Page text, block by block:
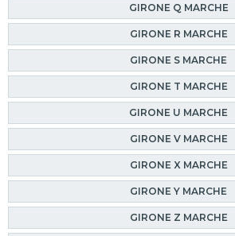
GIRONE Q MARCHE
GIRONE R MARCHE
GIRONE S MARCHE
GIRONE T MARCHE
GIRONE U MARCHE
GIRONE V MARCHE
GIRONE X MARCHE
GIRONE Y MARCHE
GIRONE Z MARCHE